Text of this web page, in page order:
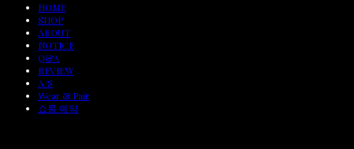
HOME
SHOP
ABOUT
NOTICE
Q&A
REVIEW
A/S
Wear & Pair
쇼룸 예약